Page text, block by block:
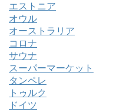
エストニア
オウル
オーストラリア
コロナ
サウナ
スーパーマーケット
タンペレ
トゥルク
ドイツ